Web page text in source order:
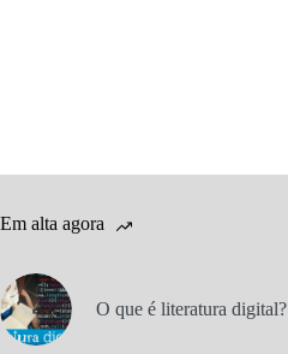
Em alta agora
O que é literatura digital?